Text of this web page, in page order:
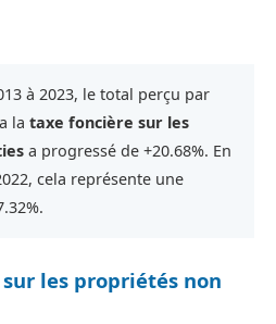
à 2023, le total perçu par
la taxe foncière sur les
a progressé de +20.68%. En
cela représente une
les propriétés non